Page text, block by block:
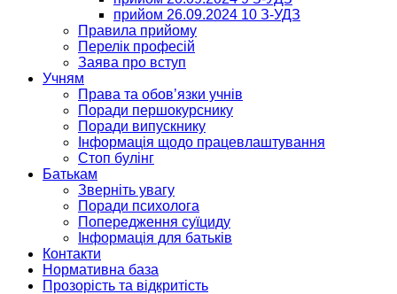
прийом 26.09.2024 10 З-УДЗ
Правила прийому
Перелік професій
Заява про вступ
Учням
Права та обов’язки учнів
Поради першокурснику
Поради випускнику
Інформація щодо працевлаштування
Стоп булінг
Батькам
Зверніть увагу
Поради психолога
Попередження суїциду
Інформація для батьків
Контакти
Нормативна база
Прозорість та відкритість